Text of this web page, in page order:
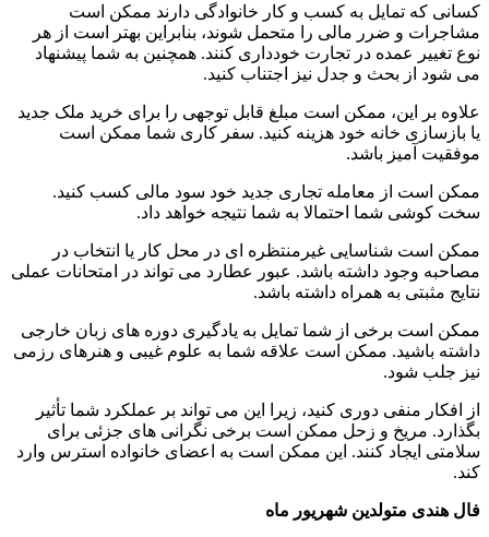
کسانی که تمایل به کسب و کار خانوادگی دارند ممکن است
مشاجرات و ضرر مالی را متحمل شوند، بنابراین بهتر است از هر
نوع تغییر عمده در تجارت خودداری کنند. همچنین به شما پیشنهاد
می شود از بحث و جدل نیز اجتناب کنید.
علاوه بر این، ممکن است مبلغ قابل توجهی را برای خرید ملک جدید
یا بازسازی خانه خود هزینه کنید. سفر کاری شما ممکن است
موفقیت آمیز باشد.
ممکن است از معامله تجاری جدید خود سود مالی کسب کنید.
سخت کوشی شما احتمالا به شما نتیجه خواهد داد.
ممکن است شناسایی غیرمنتظره ای در محل کار یا انتخاب در
مصاحبه وجود داشته باشد. عبور عطارد می تواند در امتحانات عملی
نتایج مثبتی به همراه داشته باشد.
ممکن است برخی از شما تمایل به یادگیری دوره های زبان خارجی
داشته باشید. ممکن است علاقه شما به علوم غیبی و هنرهای رزمی
نیز جلب شود.
از افکار منفی دوری کنید، زیرا این می تواند بر عملکرد شما تأثیر
بگذارد. مریخ و زحل ممکن است برخی نگرانی های جزئی برای
سلامتی ایجاد کنند. این ممکن است به اعضای خانواده استرس وارد
کند.
فال هندی متولدین شهریور ماه